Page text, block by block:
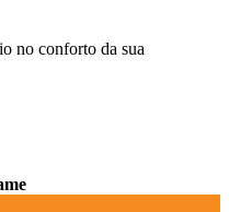
no conforto da sua